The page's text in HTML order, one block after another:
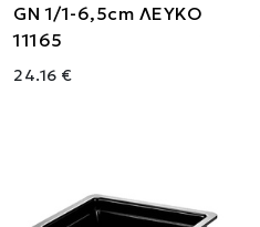
GN 1/1-6,5cm ΛΕΥΚΟ
11165
24.16 €